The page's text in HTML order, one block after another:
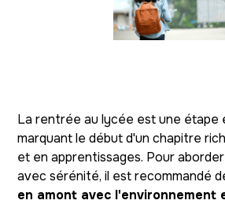
La rentrée au lycée est une étape
marquant le début d'un chapitre
et en apprentissages. Pour
avec sérénité, il est recommandé
en amont avec l'environnement